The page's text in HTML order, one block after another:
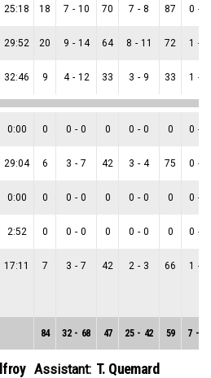
25:18 18 7 - 10 70 7 - 8 87 0 -
29:52 20 9 - 14 64 8 - 11 72 1 -
32:46 9 4 - 12 33 3 - 9 33 1 -
0:00 0 0 - 0 0 0 - 0 0 0 -
29:04 6 3 - 7 42 3 - 4 75 0 -
0:00 0 0 - 0 0 0 - 0 0 0 -
2:52 0 0 - 0 0 0 - 0 0 0 -
17:11 7 3 - 7 42 2 - 3 66 1 -
84 32 - 68 47 25 - 42 59 7 -
Assistant: T. Quemard